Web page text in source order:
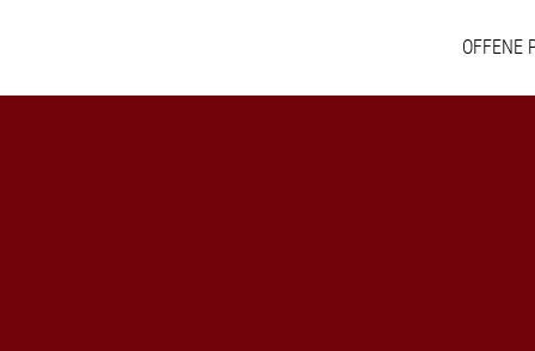
OFFENE